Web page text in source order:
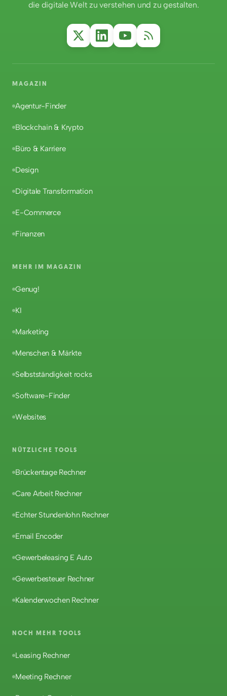
die digitale Welt zu verstehen und zu gestalten.
MAGAZIN
Agentur-Finder
Blockchain & Krypto
Büro & Karriere
Design
Digitale Transformation
E-Commerce
Finanzen
MEHR IM MAGAZIN
Genug!
KI
Marketing
Menschen & Märkte
Selbstständigkeit rocks
Software-Finder
Websites
NÜTZLICHE TOOLS
Brückentage Rechner
Care Arbeit Rechner
Echter Stundenlohn Rechner
Email Encoder
Gewerbeleasing E Auto
Gewerbesteuer Rechner
Kalenderwochen Rechner
NOCH MEHR TOOLS
Leasing Rechner
Meeting Rechner